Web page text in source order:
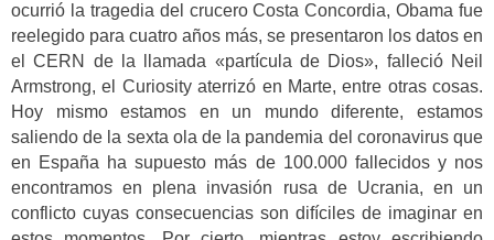
ocurrió la tragedia del crucero Costa Concordia, Obama fue
reelegido para cuatro años más, se presentaron los datos en
el CERN de la llamada «partícula de Dios», falleció Neil
Armstrong, el Curiosity aterrizó en Marte, entre otras cosas.
Hoy mismo estamos en un mundo diferente, estamos
saliendo de la sexta ola de la pandemia del coronavirus que
en España ha supuesto más de 100.000 fallecidos y nos
encontramos en plena invasión rusa de Ucrania, en un
conflicto cuyas consecuencias son difíciles de imaginar en